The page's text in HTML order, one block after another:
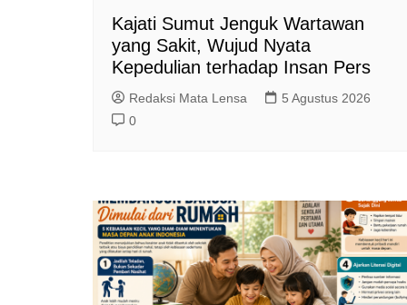
Kajati Sumut Jenguk Wartawan
yang Sakit, Wujud Nyata
Kepedulian terhadap Insan Pers
Redaksi Mata Lensa
5 Agustus 2026
0